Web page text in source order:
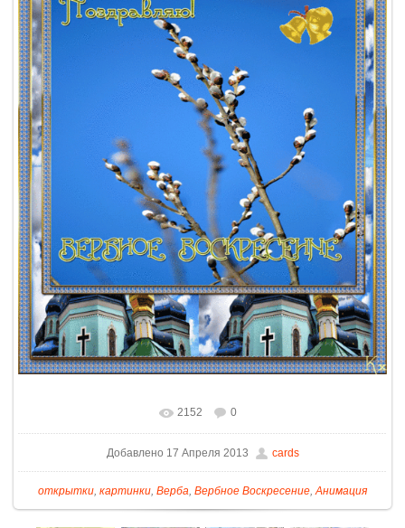
2152 0
Добавлено 17 Апреля 2013 cards
открытки, картинки, Верба, Вербное Воскресение,Анимация